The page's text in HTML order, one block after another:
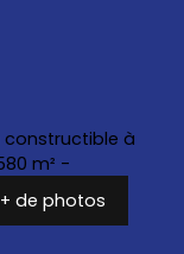
+ de photos